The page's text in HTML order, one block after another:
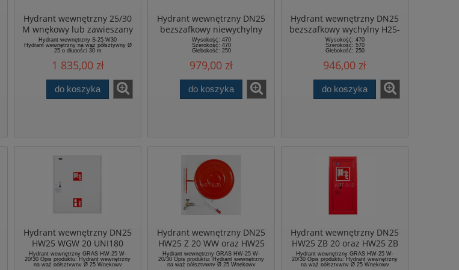
Hydrant wewnętrzny 25/30
M wnękowy lub zawieszany
SUPRON3
Hydrant wewnętrzny S-25-W30
Hydrant wewnętrzny na wąż półsztywny Ø
25 o długości 30 m
1 835,00 zł
do koszyka
Hydrant wewnętrzny DN25
bezszafkowy niewychylny
H25-B-NW-20/30 9113
ekonomiczny
Wysokość: 470
Szerokość: 470
Głębokość: 250
pokryta farbą proszkową
979,00 zł
do koszyka
Hydrant wewnętrzny DN25
bezszafkowy wychylny H25-
B-W-20/30 ekonomiczny
Wysokość: 470
Szerokość: 570
Głębokość: 250
pokryta farbą proszkową
946,00 zł
do koszyka
Hydrant wewnętrzny DN25
HW25 WGW 20 UNI180
oraz HW25 WGW 30
UNI180 zawieszany lub
Hydrant wewnętrzny GRAS HW-25 W-
20/30 Opis produktu: Hydrant wewnętrzny
na wąż półsztywny Ø 25 Wnękowy
Hydrant wewnętrzny DN25
HW25 Z 20 WW oraz HW25
Z 30 WW zawieszany
wersja wychylna, zamek
Hydrant wewnętrzny GRAS HW-25 W-
20/30 Opis produktu: Hydrant wewnętrzny
na wąż półsztywny Ø 25 Wnękowy
Hydrant wewnętrzny DN25
HW25 ZB 20 oraz HW25 ZB
30 zawieszany lub
wnękowy wykonanie
Hydrant wewnętrzny GRAS HW-25 W-
20/30 Opis produktu: Hydrant wewnętrzny
na wąż półsztywny Ø 25 Wnękowy